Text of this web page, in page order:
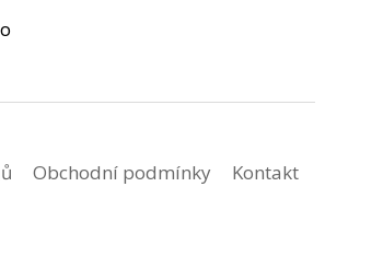
Obchodní podmínky Kontakt